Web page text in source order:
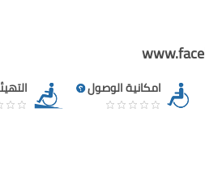
امكانية الوصول